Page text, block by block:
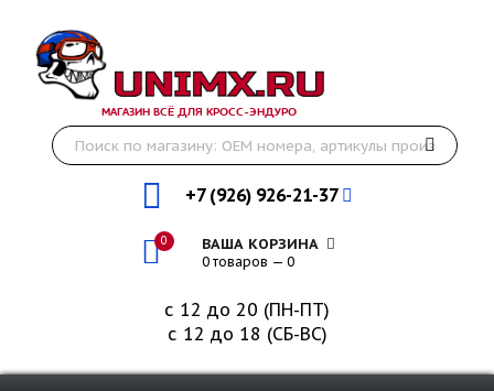
МАГАЗИН ВСЁ ДЛЯ КРОСС-ЭНДУРО
+7 (926) 926-21-37
0 ВАША КОРЗИНА
0 товаров — 0
с 12 до 20 (ПН-ПТ)
с 12 до 18 (СБ-ВС)